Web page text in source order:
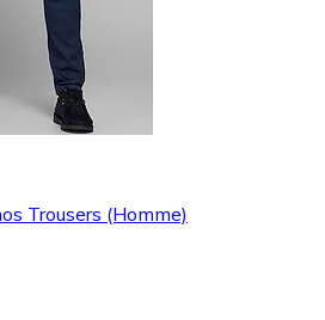
Trousers (Homme)